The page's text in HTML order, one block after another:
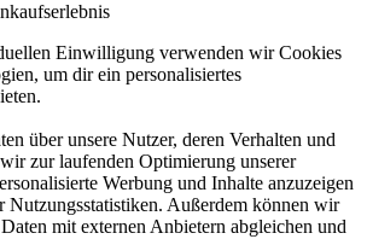
Einwilligung verwenden wir Cookies
um dir ein personalisiertes
über unsere Nutzer, deren Verhalten und
zur laufenden Optimierung unserer
Werbung und Inhalte anzuzeigen
Nutzungsstatistiken. Außerdem können wir
mit externen Anbietern abgleichen und